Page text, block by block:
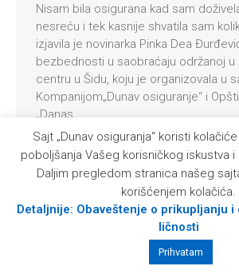
Nisam bila osigurana kad sam
nesreću i tek kasnije shvatila sam
izjavila je novinarka Pinka Dea
bezbednosti u saobraćaju održanoj u
centru u Šidu, koju je organizovala u
Kompanijom„Dunav osiguranje“ i
„Danas…
© 2026 Kompanija Dunav
Sajt „Dunav osiguranja“ koristi
poboljšanja Vašeg korisničkog iskustva i
Daljim pregledom stranica našeg
korišćenjem kolačića.
Detaljnije: Obaveštenje o prikupljanju i
ličnosti
Prihvatam